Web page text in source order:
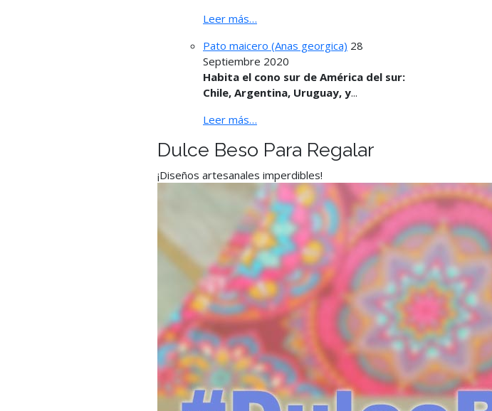
Leer más…
Pato maicero (Anas georgica) 28
Septiembre 2020
Habita el cono sur de América del sur:
Chile, Argentina, Uruguay, y...
Leer más…
Dulce Beso Para Regalar
¡Diseños artesanales imperdibles!